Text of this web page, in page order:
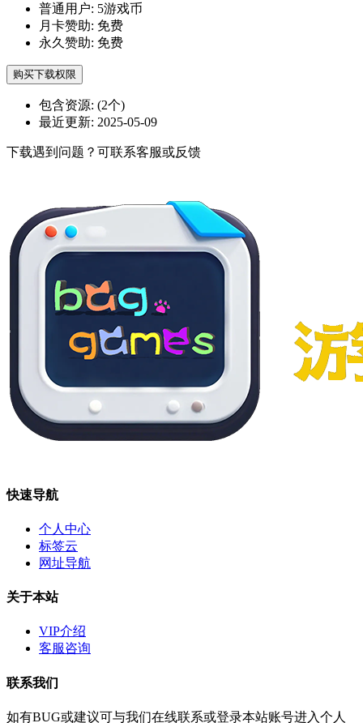
普通用户: 5游戏币
月卡赞助: 免费
永久赞助: 免费
购买下载权限
包含资源: (2个)
最近更新: 2025-05-09
下载遇到问题？可联系客服或反馈
快速导航
个人中心
标签云
网址导航
关于本站
VIP介绍
客服咨询
联系我们
如有BUG或建议可与我们在线联系或登录本站账号进入个人